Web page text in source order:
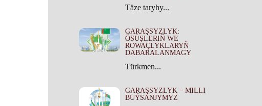
Täze taryhy...
GARAŞSYZLYK:
ÖSÜŞLERIŇ WE
ROWAÇLYKLARYŇ
DABARALANMAGY
Türkmen...
GARAŞSYZLYK – MILLI
BUÝSANJYMYZ